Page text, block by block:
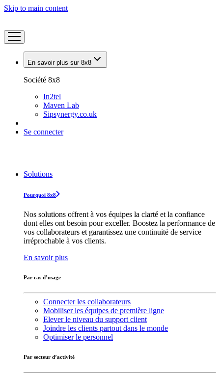
Skip to main content
En savoir plus sur 8x8
Société 8x8
In2tel
Maven Lab
Sipsynergy.co.uk
Se connecter
Solutions
Pourquoi 8x8
Nos solutions offrent à vos équipes la clarté et la confiance
dont elles ont besoin pour exceller. Boostez la performance de
vos collaborateurs et garantissez une continuité de service
irréprochable à vos clients.
En savoir plus
Par cas d’usage
Connecter les collaborateurs
Mobiliser les équipes de première ligne
Elever le niveau du support client
Joindre les clients partout dans le monde
Optimiser le personnel
Par secteur d’activité